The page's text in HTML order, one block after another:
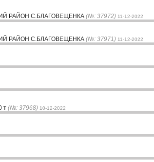
РАЙОН С.БЛАГОВЕЩЕНКА (№: 37972) 11-12-2022
РАЙОН С.БЛАГОВЕЩЕНКА (№: 37971) 11-12-2022
т (№: 37968) 10-12-2022